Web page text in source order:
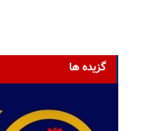
گزیده ها